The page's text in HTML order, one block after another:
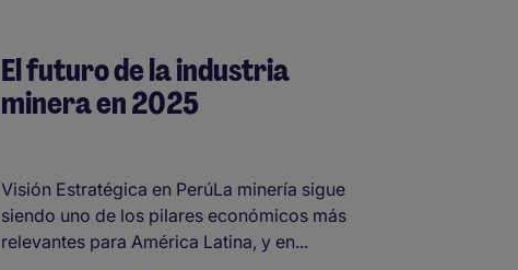
El futuro de la industria
minera en 2025
Visión Estratégica en PerúLa minería sigue
siendo uno de los pilares económicos más
relevantes para América Latina, y en...